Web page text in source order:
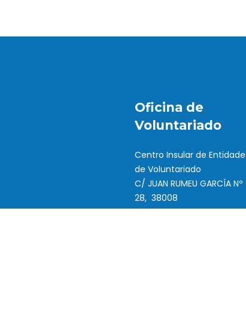
Oficina de
Voluntariado
Centro Insular de
de Voluntariado
C/ JUAN RUMEU GARCÍA Nº
28, 38008
Santa Cruz de Tenerife